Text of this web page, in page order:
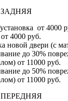
от 4000
4000 руб.
новой двери (с
до 30%
от 11000 руб.
до 50%
от 11000 руб.